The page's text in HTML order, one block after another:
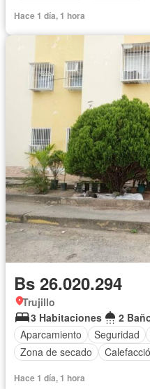
Hace 1 día, 1 hora
Bs 26.020.294
Trujillo
3 Habitaciones
2
Aparcamiento
Seguridad
Zona de secado
Hace 1 día, 1 hora